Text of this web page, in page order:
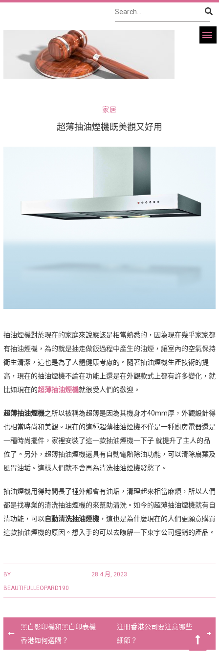
家居
超薄抽油煙機既美觀又好用
抽油煙機對於現在的家庭來說應該是相當熟悉的，因為現在幾乎家家都
有抽油煙機，為的就是抽走做飯過程中產生的油煙，讓室內的空氣保持
衛生清潔，這也是為了人體健康考慮的。隨著抽油煙機生產技術的提
高，現在的抽油煙機不論在功能上還是在外觀款式上都有許多變化，就
比如現在的超薄抽油煙機就很受人們的歡迎。
超薄抽油煙機之所以被稱為超薄是因為其機身才40mm厚，外觀設計得
也相當時尚和美觀。現在的這種超薄抽油煙機不僅是一種廚房電器還是
一種時尚擺件，家裡安裝了這一款抽油煙機一下子 就提升了主人的品
位了。另外，超薄抽油煙機還具有自動電熱除油功能，可以清除扇葉及
風胃油垢。這樣人們就不會再為清洗抽油煙機發愁了。
抽油煙機用得時間長了裡外都會有油垢，清理起來相當麻煩，所以人們
都是找專業的清洗抽油煙機的來幫助清洗。如今的超薄抽油煙機就有自
清功能，可以自動清洗抽油煙機，這也是為什麼現在的人們更願意購買
這款抽油煙機的原因。想入手的可以去瞭解一下東宇公司經銷的產品。
BY
BEAUTIFULLEOPARD190
28 4 月, 2023
Post
navigation
黑白影印機和黑白印表機
香港如何選購？
注冊香港公司要注意哪些
細節？